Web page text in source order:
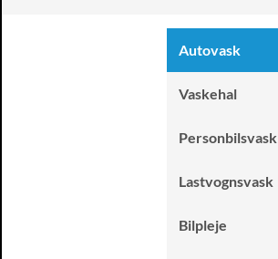
Autovask
Vaskehal
Personbilsvask
Lastvognsvask
Bilpleje